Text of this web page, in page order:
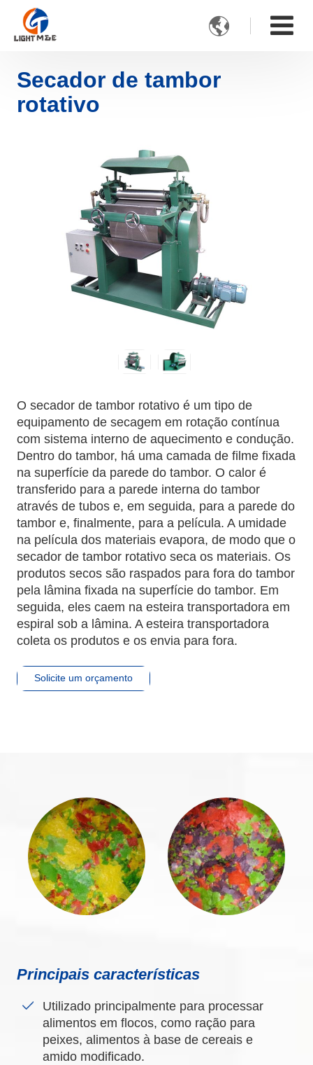

Secador de tambor
rotativo
O secador de tambor rotativo é um tipo de
equipamento de secagem em rotação contínua
com sistema interno de aquecimento e condução.
Dentro do tambor, há uma camada de filme fixada
na superfície da parede do tambor. O calor é
transferido para a parede interna do tambor
através de tubos e, em seguida, para a parede do
tambor e, finalmente, para a película. A umidade
na película dos materiais evapora, de modo que o
secador de tambor rotativo seca os materiais. Os
produtos secos são raspados para fora do tambor
pela lâmina fixada na superfície do tambor. Em
seguida, eles caem na esteira transportadora em
espiral sob a lâmina. A esteira transportadora
coleta os produtos e os envia para fora.
Solicite um orçamento
Principais características
Utilizado principalmente para processar
alimentos em flocos, como ração para
peixes, alimentos à base de cereais e
amido modificado.